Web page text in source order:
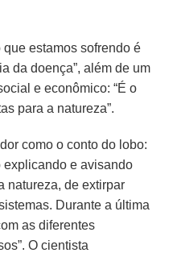
estamos sofrendo é
da doença”, além de um
e econômico: “É o
para a natureza”.
como o conto do lobo:
explicando e avisando
natureza, de extirpar
Durante a última
as diferentes
O cientista